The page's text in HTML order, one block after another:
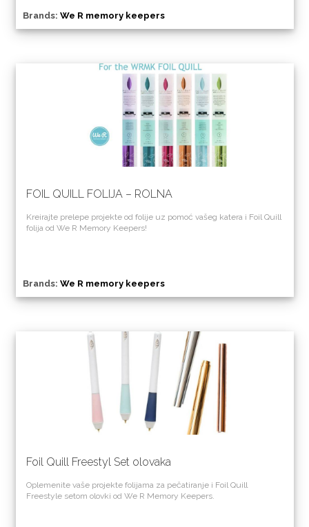
Brands: We R memory keepers
FOIL QUILL FOLIJA – ROLNA
Kreirajte prelepe projekte od folije uz pomoć vašeg katera i Foil Quill
folija od We R Memory Keepers!
Brands: We R memory keepers
Foil Quill Freestyl Set olovaka
Oplemenite vaše projekte folijama za pečatiranje i Foil Quill
Freestyle setom olovki od We R Memory Keepers.